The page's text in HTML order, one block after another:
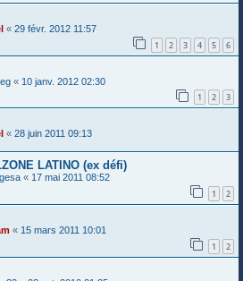
« 29 févr. 2012 11:57
1 2 3 4 5 6
« 10 janv. 2012 02:30
1 2 3
« 28 juin 2011 09:13
LATINO (ex défi)
« 17 mai 2011 08:52
1 2
« 15 mars 2011 10:01
1 2